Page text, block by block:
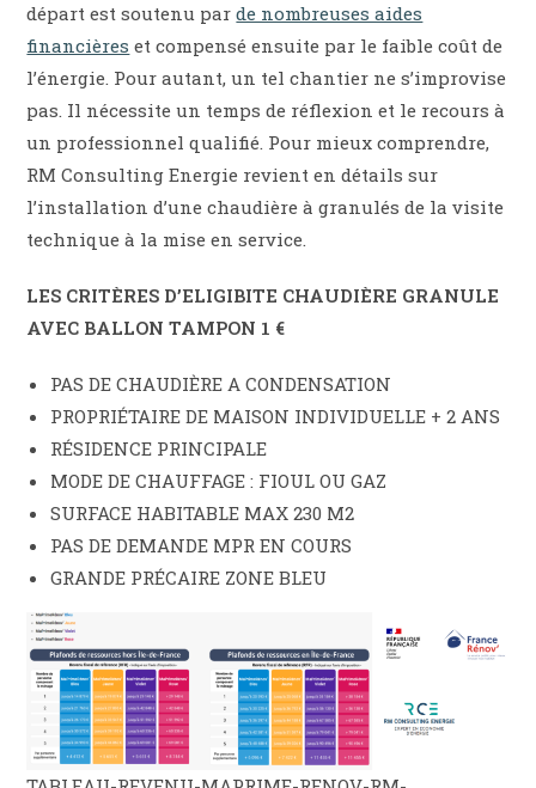
départ est soutenu parde nombreuses aides
financières et compensé ensuite par le faible coût de
l’énergie. Pour autant, un tel chantier ne s’improvise
pas. Il nécessite un temps de réflexion et le recours à
un professionnel qualifié. Pour mieux comprendre,
RM Consulting Energie revient en détails sur
l’installation d’une chaudière à granulés de la visite
technique à la mise en service.
LES CRITÈRES D’ELIGIBITE CHAUDIÈRE GRANULE
AVEC BALLON TAMPON 1 €
PAS DE CHAUDIÈRE A CONDENSATION
PROPRIÉTAIRE DE MAISON INDIVIDUELLE + 2 ANS
RÉSIDENCE PRINCIPALE
MODE DE CHAUFFAGE : FIOUL OU GAZ
SURFACE HABITABLE MAX 230 M2
PAS DE DEMANDE MPR EN COURS
GRANDE PRÉCAIRE ZONE BLEU